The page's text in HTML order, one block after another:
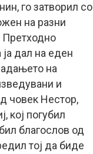
го затворил со
на разни
Претходно
дал на еден
на
и
човек Нестор,
кој погубил
благослов од
тој да биде